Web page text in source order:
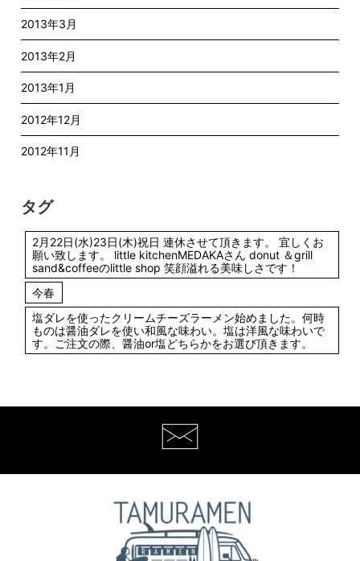
2013年3月
2013年2月
2013年1月
2012年12月
2012年11月
タグ
2月22日(水)23日(木)祝日 連休させて頂きます。 宜しくお
願い致します。 little kitchenMEDAKAさん donut ＆grill
sand&coffeeのlittle shop 笑顔溢れる美味しさです！
今春
塩ダレを使ったクリームチーズラーメン始めました。何時
ものは醤油ダレを使い和風な味わい。塩は洋風な味わいで
す。ご注文の際、醤油or塩どちらかをお選び頂きます。